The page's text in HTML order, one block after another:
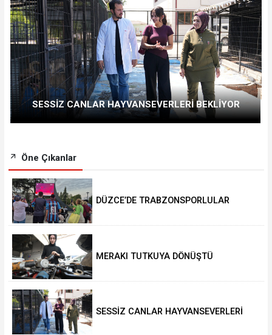
SESSİZ CANLAR HAYVANSEVERLERİ BEKLİYOR
Öne Çıkanlar
DÜZCE’DE TRABZONSPORLULAR
MERAKI TUTKUYA DÖNÜŞTÜ
SESSİZ CANLAR HAYVANSEVERLERİ